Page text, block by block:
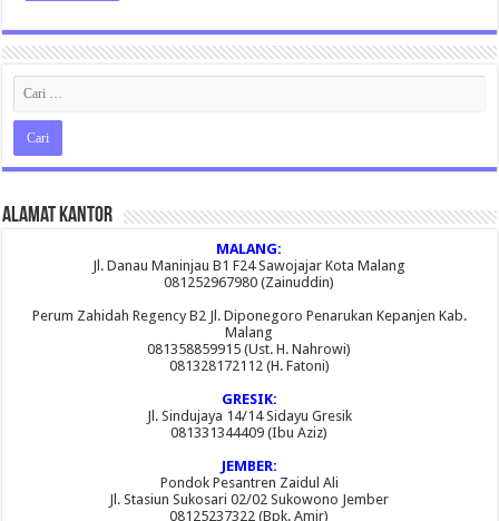
Alamat Kantor
MALANG:
Jl. Danau Maninjau B1 F24 Sawojajar Kota Malang
081252967980 (Zainuddin)
Perum Zahidah Regency B2 Jl. Diponegoro Penarukan Kepanjen Kab.
Malang
081358859915 (Ust. H. Nahrowi)
081328172112 (H. Fatoni)
GRESIK:
Jl. Sindujaya 14/14 Sidayu Gresik
081331344409 (Ibu Aziz)
JEMBER:
Pondok Pesantren Zaidul Ali
Jl. Stasiun Sukosari 02/02 Sukowono Jember
08125237322 (Bpk. Amir)